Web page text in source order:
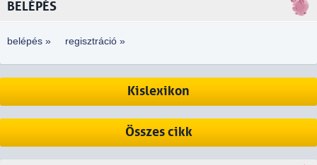
BELÉPÉS
belépés » regisztráció »
Kislexikon
Összes cikk